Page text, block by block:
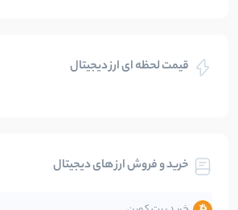
بلاکچین
تحلیل
قیمت لحظه ای ارز دیجیتال
خرید و فروش ارز های دیجیتال